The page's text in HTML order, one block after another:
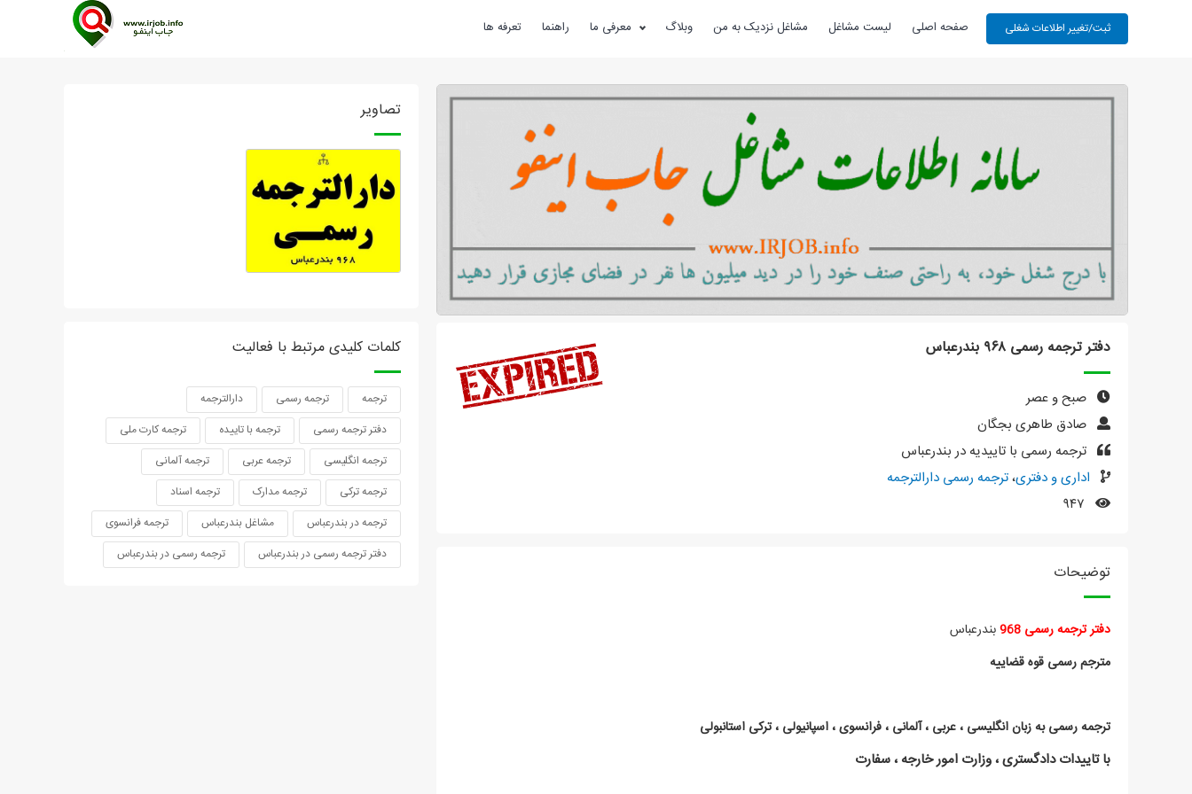
صفحه اصلی لیست مشاغل مشاغل نزدیک به من وبلاگ معرفی ما راهنما تعرفه ها
دفتر ترجمه رسمی ۹۶۸ بندرعباس
صبح و عصر
صادق طاهری بجگان
ترجمه رسمی با تاییدیه در بندرعباس
اداری و دفتری،ترجمه رسمی دارالترجمه
توضیحات
دفتر ترجمه رسمی 968
بندرعباس
مترجم رسمی قوه قضاییه
ترجمه رسمی به زبان انگلیسی ، عربی ، آلمانی ، فرانسوی ، اسپانیولی ، ترکی استانبولی
با تاییدات دادگستری ، وزارت امور خارجه ، سفارت
تصاویر
کلمات کلیدی مرتبط با فعالیت
ترجمه ترجمه رسمی
دارالترجمه
دفتر ترجمه رسمی
ترجمه با تاییده
ترجمه کارت ملی
ترجمه انگلیسی
ترجمه عربی
ترجمه آلمانی
ترجمه ترکی
ترجمه مدارک
ترجمه اسناد
ترجمه در بندرعباس
مشاغل بندرعباس
ترجمه فرانسوی
دفتر ترجمه رسمی در بندرعباس
ترجمه رسمی در بندرعباس